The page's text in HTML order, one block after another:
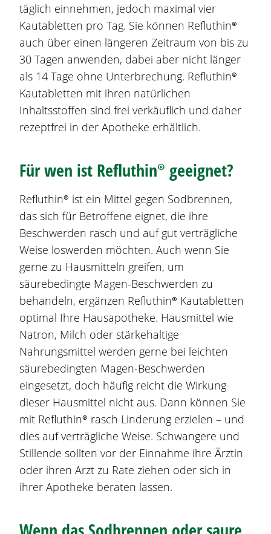
täglich einnehmen, jedoch maximal vier
Kautabletten pro Tag. Sie können Refluthin®
auch über einen längeren Zeitraum von bis zu
30 Tagen anwenden, dabei aber nicht länger
als 14 Tage ohne Unterbrechung. Refluthin®
Kautabletten mit ihren natürlichen
Inhaltsstoffen sind frei verkäuflich und daher
rezeptfrei in der Apotheke erhältlich.
Für wen ist Refluthin® geeignet?
Refluthin® ist ein Mittel gegen Sodbrennen,
das sich für Betroffene eignet, die ihre
Beschwerden rasch und auf gut verträgliche
Weise loswerden möchten. Auch wenn Sie
gerne zu Hausmitteln greifen, um
säurebedingte Magen-Beschwerden zu
behandeln, ergänzen Refluthin® Kautabletten
optimal Ihre Hausapotheke. Hausmittel wie
Natron, Milch oder stärkehaltige
Nahrungsmittel werden gerne bei leichten
säurebedingten Magen-Beschwerden
eingesetzt, doch häufig reicht die Wirkung
dieser Hausmittel nicht aus. Dann können Sie
mit Refluthin® rasch Linderung erzielen – und
dies auf verträgliche Weise. Schwangere und
Stillende sollten vor der Einnahme ihre Ärztin
oder ihren Arzt zu Rate ziehen oder sich in
ihrer Apotheke beraten lassen.